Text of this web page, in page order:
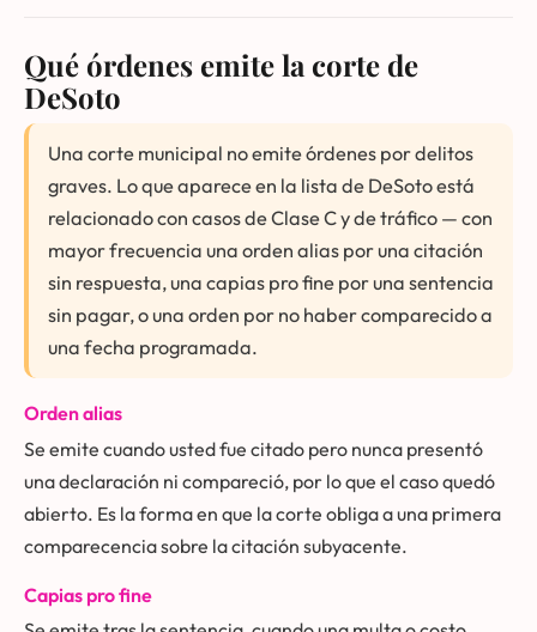
Qué órdenes emite la corte de
DeSoto
Una corte municipal no emite órdenes por delitos
graves. Lo que aparece en la lista de DeSoto está
relacionado con casos de Clase C y de tráfico — con
mayor frecuencia una orden alias por una citación
sin respuesta, una capias pro fine por una sentencia
sin pagar, o una orden por no haber comparecido a
una fecha programada.
Orden alias
Se emite cuando usted fue citado pero nunca presentó
una declaración ni compareció, por lo que el caso quedó
abierto. Es la forma en que la corte obliga a una primera
comparecencia sobre la citación subyacente.
Capias pro fine